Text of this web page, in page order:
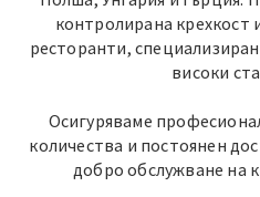
контролирана крехкост
ресторанти,
високи
Осигуряваме
количества и постоянен
добро обслужване на